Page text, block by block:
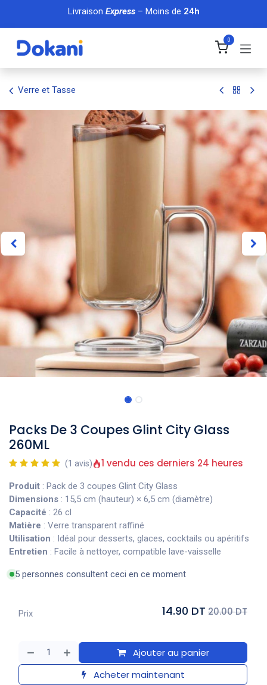
Se rendre au contenu
Livraison Express– Moins de 24h
0
Verre et Tasse
Packs De 3 Coupes Glint City Glass
260ML
(1 avis) 1 vendu ces derniers 24 heures
Produit : Pack de 3 coupes Glint City Glass
Dimensions : 15,5 cm (hauteur) × 6,5 cm (diamètre)
Capacité : 26 cl
Matière : Verre transparent raffiné
Utilisation : Idéal pour desserts, glaces, cocktails ou apéritifs
Entretien : Facile à nettoyer, compatible lave-vaisselle
5 personnes consultent ceci en ce moment
Ajouter au panier
Acheter maintenant
Prix 14.90 DT 20.00 DT